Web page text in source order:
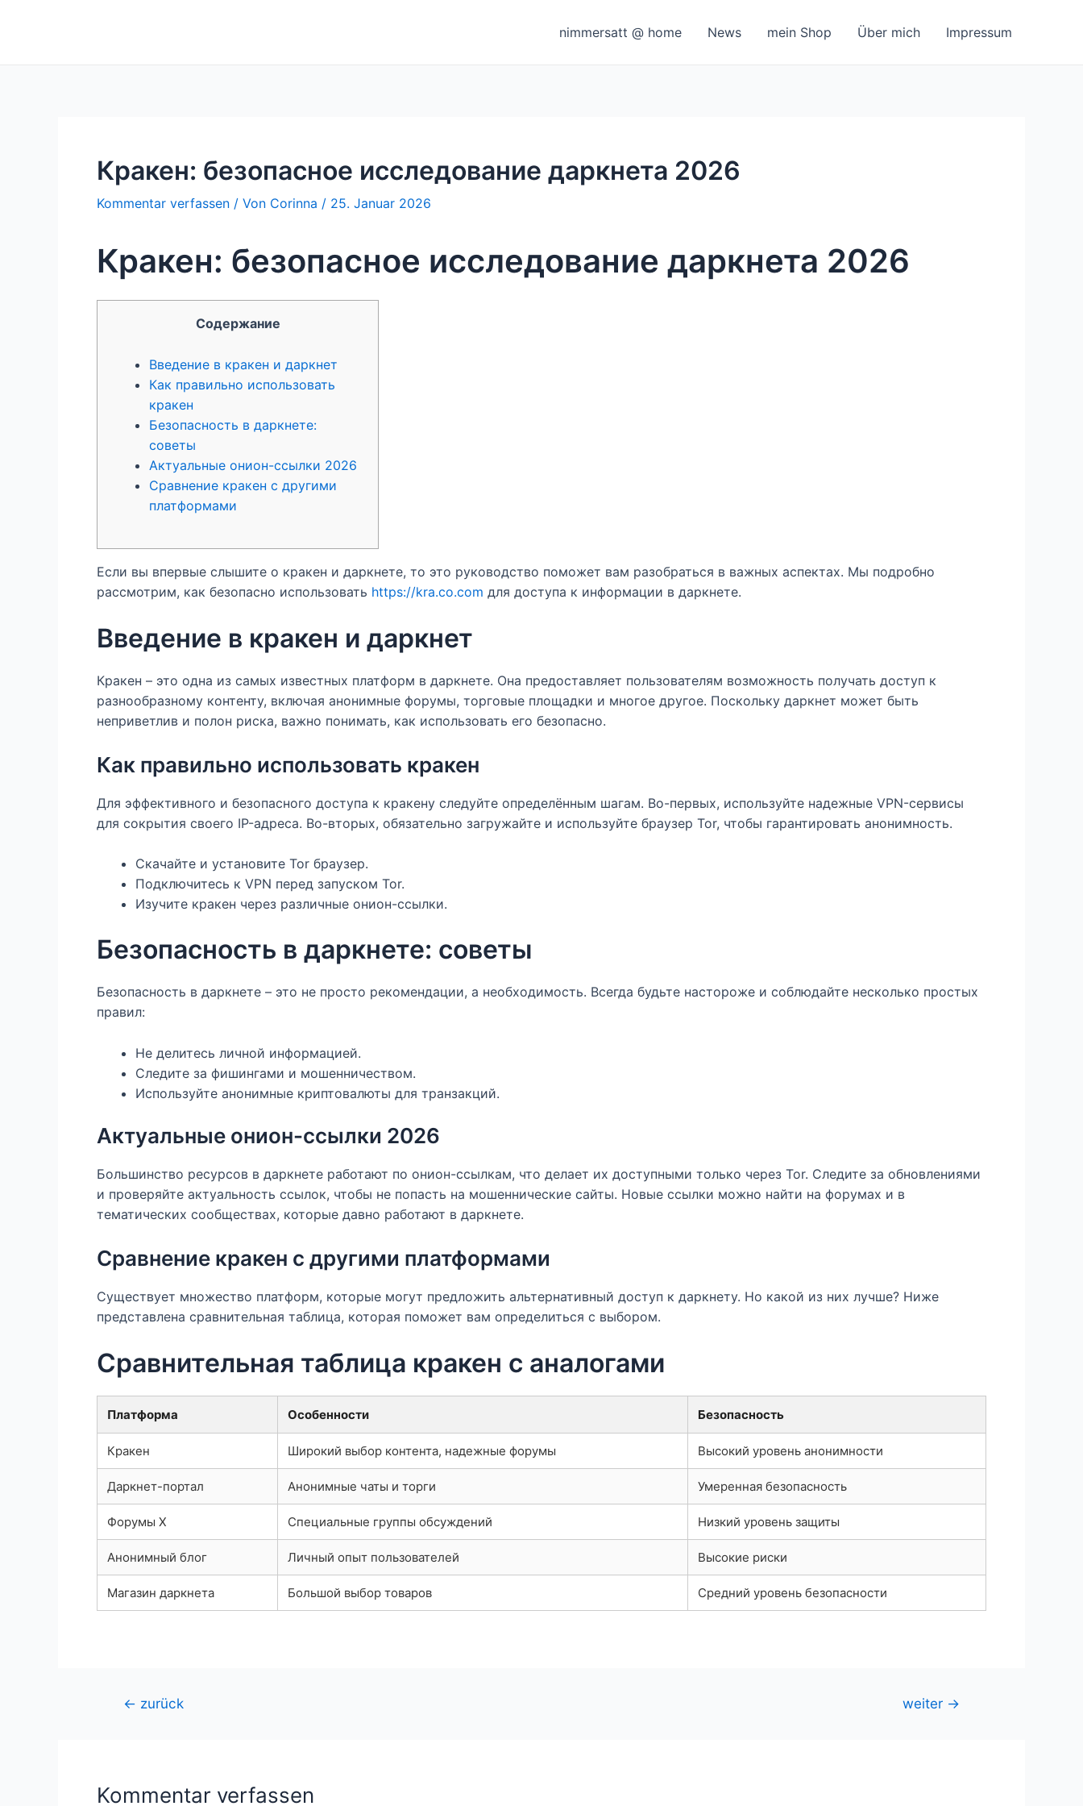
nimmersatt @ home News mein Shop Über mich Impressum
Кракен: безопасное исследование даркнета 2026
Kommentar verfassen / Von Corinna / 25. Januar 2026
Кракен: безопасное исследование даркнета 2026
Содержание
Введение в кракен и даркнет
Как правильно использовать
кракен
Безопасность в даркнете:
советы
Актуальные онион-ссылки 2026
Сравнение кракен с другими
платформами
Если вы впервые слышите о кракен и даркнете, то это руководство поможет вам разобраться в важных аспектах. Мы подробно
рассмотрим, как безопасно использовать https://kra.co.com для доступа к информации в даркнете.
Введение в кракен и даркнет
Кракен – это одна из самых известных платформ в даркнете. Она предоставляет пользователям возможность получать доступ к
разнообразному контенту, включая анонимные форумы, торговые площадки и многое другое. Поскольку даркнет может быть
неприветлив и полон риска, важно понимать, как использовать его безопасно.
Как правильно использовать кракен
Для эффективного и безопасного доступа к кракену следуйте определённым шагам. Во-первых, используйте надежные VPN-сервисы
для сокрытия своего IP-адреса. Во-вторых, обязательно загружайте и используйте браузер Tor, чтобы гарантировать анонимность.
Скачайте и установите Tor браузер.
Подключитесь к VPN перед запуском Tor.
Изучите кракен через различные онион-ссылки.
Безопасность в даркнете: советы
Безопасность в даркнете – это не просто рекомендации, а необходимость. Всегда будьте настороже и соблюдайте несколько простых
правил:
Не делитесь личной информацией.
Следите за фишингами и мошенничеством.
Используйте анонимные криптовалюты для транзакций.
Актуальные онион-ссылки 2026
Большинство ресурсов в даркнете работают по онион-ссылкам, что делает их доступными только через Tor. Следите за обновлениями
и проверяйте актуальность ссылок, чтобы не попасть на мошеннические сайты. Новые ссылки можно найти на форумах и в
тематических сообществах, которые давно работают в даркнете.
Сравнение кракен с другими платформами
Существует множество платформ, которые могут предложить альтернативный доступ к даркнету. Но какой из них лучше? Ниже
представлена сравнительная таблица, которая поможет вам определиться с выбором.
Сравнительная таблица кракен с аналогами
Платформа Особенности Безопасность
Кракен Широкий выбор контента, надежные форумы Высокий уровень анонимности
Даркнет-портал Анонимные чаты и торги Умеренная безопасность
Форумы X Специальные группы обсуждений Низкий уровень защиты
Анонимный блог Личный опыт пользователей Высокие риски
Магазин даркнета Большой выбор товаров Средний уровень безопасности
Beitragsnavigation
← zurück weiter →
Kommentar verfassen